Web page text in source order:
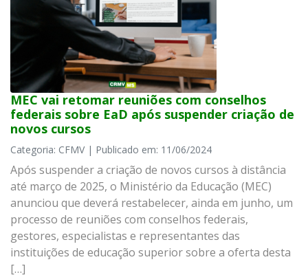
MEC vai retomar reuniões com conselhos
federais sobre EaD após suspender criação de
novos cursos
Categoria: CFMV | Publicado em: 11/06/2024
Após suspender a criação de novos cursos à distância
até março de 2025, o Ministério da Educação (MEC)
anunciou que deverá restabelecer, ainda em junho, um
processo de reuniões com conselhos federais,
gestores, especialistas e representantes das
instituições de educação superior sobre a oferta desta
[…]